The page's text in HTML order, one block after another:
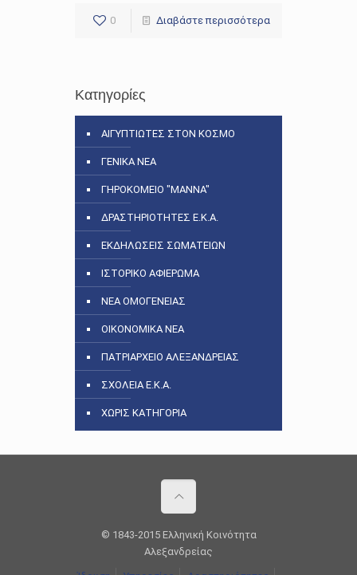
0 Διαβάστε περισσότερα
Κατηγορίες
ΑΙΓΥΠΤΙΩΤΕΣ ΣΤΟΝ ΚΟΣΜΟ
ΓΕΝΙΚΑ ΝΕΑ
ΓΗΡΟΚΟΜΕΙΟ "ΜΑΝΝΑ"
ΔΡΑΣΤΗΡΙΟΤΗΤΕΣ Ε.Κ.Α.
ΕΚΔΗΛΩΣΕΙΣ ΣΩΜΑΤΕΙΩΝ
ΙΣΤΟΡΙΚΟ ΑΦΙΕΡΩΜΑ
ΝΕΑ ΟΜΟΓΕΝΕΙΑΣ
ΟΙΚΟΝΟΜΙΚΑ ΝΕΑ
ΠΑΤΡΙΑΡΧΕΙΟ ΑΛΕΞΑΝΔΡΕΙΑΣ
ΣΧΟΛΕΙΑ Ε.Κ.Α.
ΧΩΡΙΣ ΚΑΤΗΓΟΡΙΑ
© 1843-2015 Ελληνική Κοινότητα
Αλεξανδρείας